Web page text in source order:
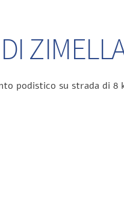
podistico su strada di